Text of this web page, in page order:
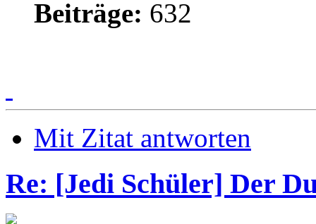
Beiträge: 632
Mit Zitat antworten
Re: [Jedi Schüler] Der